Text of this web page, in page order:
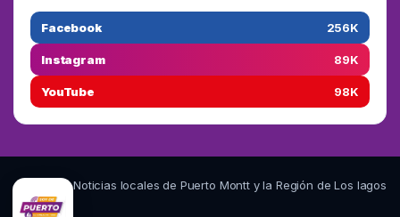
Facebook 256K
Instagram 89K
YouTube 98K
Noticias locales de Puerto Montt y la Región de Los lagos